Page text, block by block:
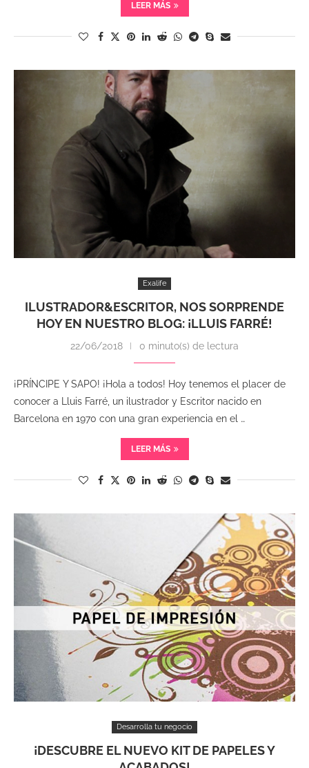
LEER MÁS
Exalife
ILUSTRADOR&ESCRITOR, NOS SORPRENDE
HOY EN NUESTRO BLOG: ¡LLUIS FARRÉ!
22/06/2018 0 minuto(s) de lectura
¡PRÍNCIPE Y SAPO! ¡Hola a todos! Hoy tenemos el placer de
conocer a Lluis Farré, un ilustrador y Escritor nacido en
Barcelona en 1970 con una gran experiencia en el …
LEER MÁS
Desarrolla tu negocio
¡DESCUBRE EL NUEVO KIT DE PAPELES Y